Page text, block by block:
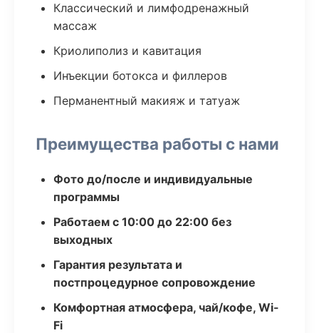
Классический и лимфодренажный
массаж
Криолиполиз и кавитация
Инъекции ботокса и филлеров
Перманентный макияж и татуаж
Преимущества работы с нами
Фото до/после и индивидуальные
программы
Работаем с 10:00 до 22:00 без
выходных
Гарантия результата и
постпроцедурное сопровождение
Комфортная атмосфера, чай/кофе, Wi-
Fi